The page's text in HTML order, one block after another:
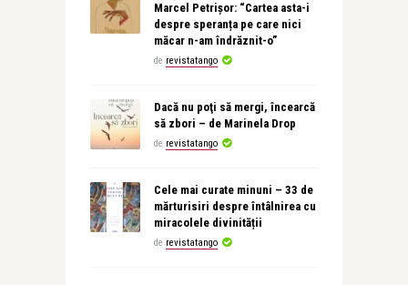
Marcel Petrișor: “Cartea asta-i
despre speranța pe care nici
măcar n-am îndrăznit-o”
de revistatango
Dacă nu poţi să mergi, încearcă
să zbori – de Marinela Drop
de revistatango
Cele mai curate minuni – 33 de
mărturisiri despre întâlnirea cu
miracolele divinității
de revistatango